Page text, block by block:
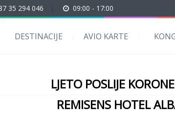
35 294 046 09:00 - 17:00
DESTINACIJE AVIO KARTE
LJETO POSLIJE
REMISENS HOTEL